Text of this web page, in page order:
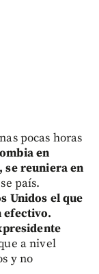
pocas horas
en
se reuniera en
país.
Unidos el que
efectivo.
a nivel
y no